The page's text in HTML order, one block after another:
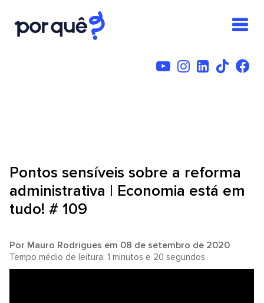
Pontos sensíveis sobre a reforma
administrativa | Economia está em
tudo! # 109
Por Mauro Rodrigues em 08 de setembro de 2020
Tempo médio de leitura: 1 minutos e 20 segundos